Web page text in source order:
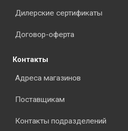
Дилерские сертификаты
Договор-оферта
Контакты
Адреса магазинов
Поставщикам
Контакты подразделений